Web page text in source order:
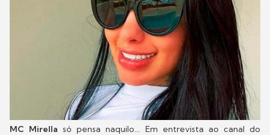
MC Mirella só pensa naquilo... Em entrevista ao canal do